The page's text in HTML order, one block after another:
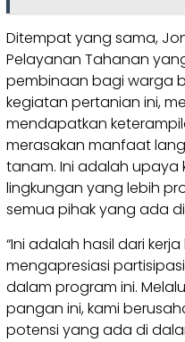
Ditempat yang sama,
Pelayanan Tahanan
pembinaan bagi warga
kegiatan pertanian ini,
mendapatkan
merasakan manfaat
tanam. Ini adalah upaya
lingkungan yang lebih
semua pihak yang ada
“Ini adalah hasil dari
mengapresiasi
dalam program ini.
pangan ini, kami
potensi yang ada di